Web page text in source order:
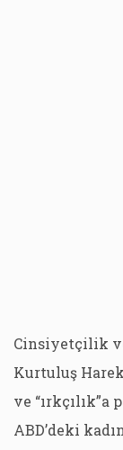
Cinsiyetçilik
Kurtuluş
ve “ırkçılık”a
ABD’deki